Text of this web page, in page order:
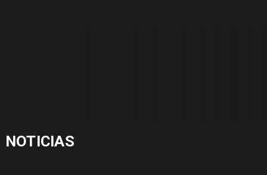
NOTICIAS